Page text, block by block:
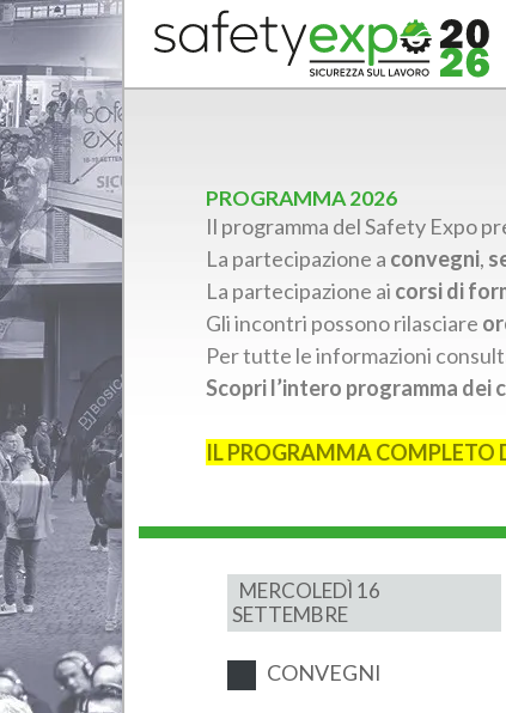
PROGRAMMA 2026
Il programma del Safety Expo
La partecipazione a convegni,
La partecipazione ai corsi di
Gli incontri possono rilasciare
Per tutte le informazioni
Scopri l’intero programma dei
IL PROGRAMMA COMPLETO
MERCOLEDÌ 16
SETTEMBRE
CONVEGNI